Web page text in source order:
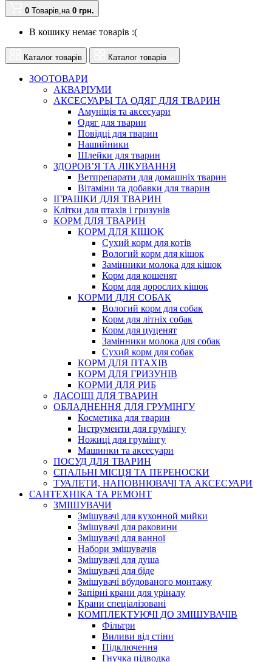
0 Товарів,на 0 грн.
В кошику немає товарів :(
Каталог товарів Каталог товарів
ЗООТОВАРИ
АКВАРІУМИ
АКСЕСУАРЫ ТА ОДЯГ ДЛЯ ТВАРИН
Амуніція та аксесуари
Одяг для тварин
Повідці для тварин
Нашийники
Шлейки для тварин
ЗДОРОВ’Я ТА ЛІКУВАННЯ
Ветпрепарати для домашніх тварин
Вітаміни та добавки для тварин
ІГРАШКИ ДЛЯ ТВАРИН
Клітки для птахів і гризунів
КОРМ ДЛЯ ТВАРИН
КОРМ ДЛЯ КІШОК
Сухий корм для котів
Вологий корм для кішок
Замінники молока для кішок
Корм для кошенят
Корм для дорослих кішок
КОРМИ ДЛЯ СОБАК
Вологий корм для собак
Корм для літніх собак
Корм для цуценят
Замінники молока для собак
Сухий корм для собак
КОРМ ДЛЯ ПТАХІВ
КОРМ ДЛЯ ГРИЗУНІВ
КОРМИ ДЛЯ РИБ
ЛАСОЩІ ДЛЯ ТВАРИН
ОБЛАДНЕННЯ ДЛЯ ГРУМІНГУ
Косметика для тварин
Інструменти для грумінгу
Ножиці для грумінгу
Машинки та аксесуари
ПОСУД ДЛЯ ТВАРИН
СПАЛЬНІ МІСЦЯ ТА ПЕРЕНОСКИ
ТУАЛЕТИ, НАПОВНЮВАЧІ ТА АКСЕСУАРИ
САНТЕХНІКА ТА РЕМОНТ
ЗМІШУВАЧИ
Змішувачі для кухонной мийки
Змішувачі для раковини
Змішувачі для ванної
Набори змішувачів
Змішувачі для душа
Змішувачі для біде
Змішувачі вбудованого монтажу
Запірні крани для уріналу
Крани спеціалізовані
КОМПЛЕКТУЮЧІ ДО ЗМІШУВАЧІВ
Фільтри
Виливи від стіни
Підключення
Гнучка підводка